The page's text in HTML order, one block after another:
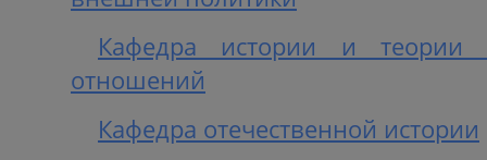
Кафедра истории и теории
отношений
Кафедра отечественной истории